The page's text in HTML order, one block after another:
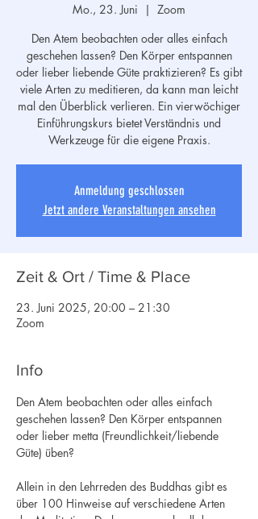
Mo., 23. Juni
  |
Zoom
Den Atem beobachten oder alles einfach
geschehen lassen? Den Körper entspannen
oder lieber liebende Güte praktizieren? Es gibt
viele Arten zu meditieren, da kann man leicht
mal den Überblick verlieren. Ein vierwöchiger
Einführungskurs bietet Verständnis und
Werkzeuge für die eigene Praxis.
Anmeldung geschlossen
Jetzt andere Veranstaltungen ansehen
Zeit & Ort / Time & Place
23. Juni 2025, 20:00 – 21:30
Zoom
Info
Den Atem beobachten oder alles einfach
geschehen lassen? Den Körper entspannen
oder lieber metta (Freundlichkeit/liebende
Güte) üben?
Allein in den Lehrreden des Buddhas gibt es
über 100 Hinweise auf verschiedene Arten